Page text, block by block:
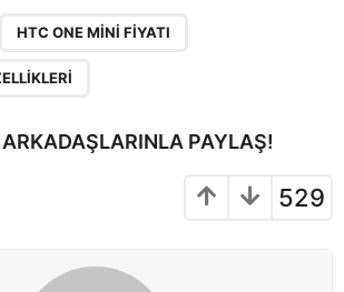
HTC ONE MINI FIYATI
PAYLAŞ!
529